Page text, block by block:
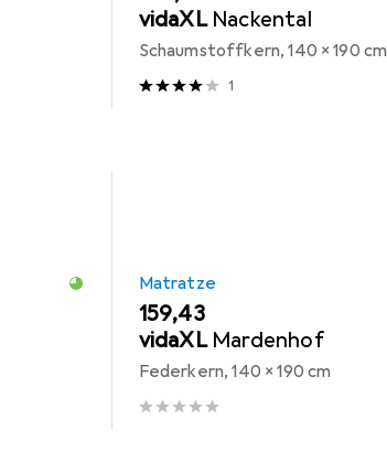
vidaXL Nackental
Schaumstoffkern, 140 x 190 cm
1
Matratze
EUR
159,43
vidaXL Mardenhof
Federkern, 140 x 190 cm